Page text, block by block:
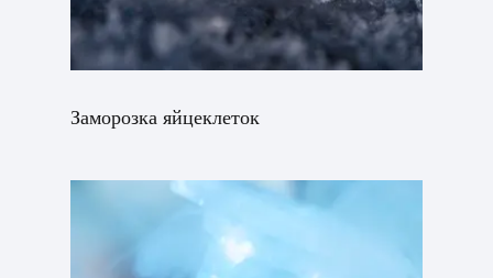
Заморозка яйцеклеток